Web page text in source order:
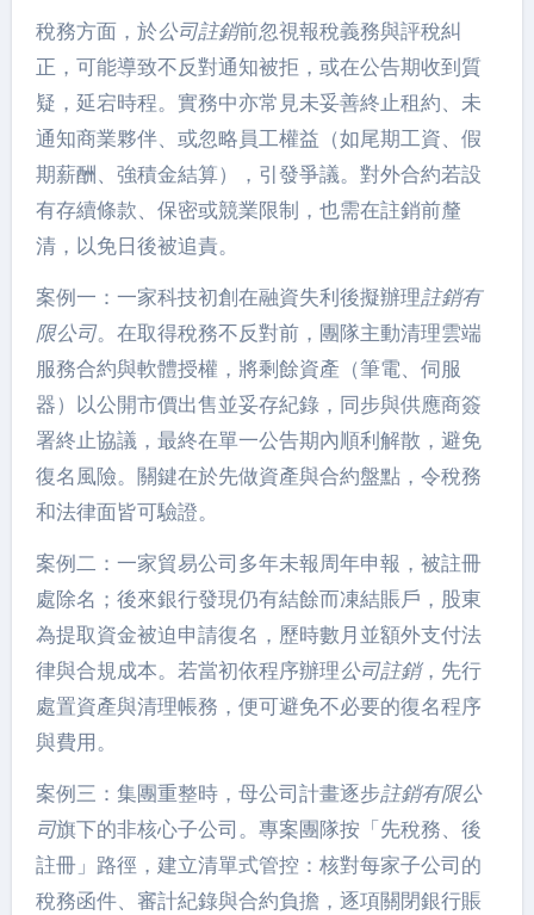
稅務方面，於公司註銷前忽視報稅義務與評稅糾
正，可能導致不反對通知被拒，或在公告期收到質
疑，延宕時程。實務中亦常見未妥善終止租約、未
通知商業夥伴、或忽略員工權益（如尾期工資、假
期薪酬、強積金結算），引發爭議。對外合約若設
有存續條款、保密或競業限制，也需在註銷前釐
清，以免日後被追責。
案例一：一家科技初創在融資失利後擬辦理註銷有
限公司。在取得稅務不反對前，團隊主動清理雲端
服務合約與軟體授權，將剩餘資產（筆電、伺服
器）以公開市價出售並妥存紀錄，同步與供應商簽
署終止協議，最終在單一公告期內順利解散，避免
復名風險。關鍵在於先做資產與合約盤點，令稅務
和法律面皆可驗證。
案例二：一家貿易公司多年未報周年申報，被註冊
處除名；後來銀行發現仍有結餘而凍結賬戶，股東
為提取資金被迫申請復名，歷時數月並額外支付法
律與合規成本。若當初依程序辦理公司註銷，先行
處置資產與清理帳務，便可避免不必要的復名程序
與費用。
案例三：集團重整時，母公司計畫逐步註銷有限公
司旗下的非核心子公司。專案團隊按「先稅務、後
註冊」路徑，建立清單式管控：核對每家子公司的
稅務函件、審計紀錄與合約負擔，逐項關閉銀行賬